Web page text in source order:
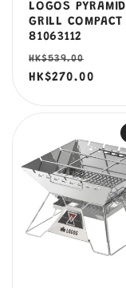
LOGOS PYRAMID
GRILL COMPACT
81063112
定
價
HK$539.00
價
HK$270.00